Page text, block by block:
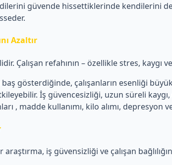
güvende hissettiklerinde kendilerini
Azaltır
Çalışan refahının – özellikle stres,
gösterdiğinde, çalışanların esenliği büyük
İş güvencesizliği, uzun süreli
, madde kullanımı, kilo alımı, depresyon
araştırma, iş güvensizliği ve çalışan